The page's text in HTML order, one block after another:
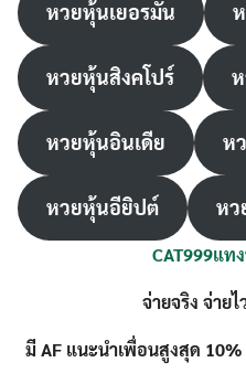
หวยหุ้นเยอรมัน
หวยหุ้นสิงคโปร์
หวยหุ้นอินเดีย ห
หวยหุ้นอียิปต์ หว
CAT999แท
จ่ายจริง จ่าย
มี AF แนะนำเพื่อนสูงสุด